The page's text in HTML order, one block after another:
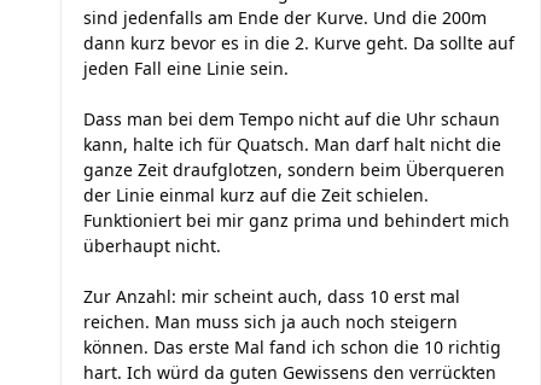
sind jedenfalls am Ende der Kurve. Und die 200m
dann kurz bevor es in die 2. Kurve geht. Da sollte auf
jeden Fall eine Linie sein.
Dass man bei dem Tempo nicht auf die Uhr schaun
kann, halte ich für Quatsch. Man darf halt nicht die
ganze Zeit draufglotzen, sondern beim Überqueren
der Linie einmal kurz auf die Zeit schielen.
Funktioniert bei mir ganz prima und behindert mich
überhaupt nicht.
Zur Anzahl: mir scheint auch, dass 10 erst mal
reichen. Man muss sich ja auch noch steigern
können. Das erste Mal fand ich schon die 10 richtig
hart. Ich würd da guten Gewissens den verrückten